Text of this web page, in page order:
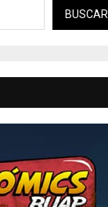
BUSCAR